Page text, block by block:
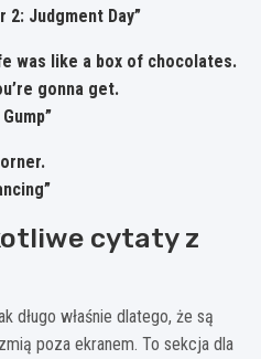
2: Judgment Day”
was like a box of chocolates.
gonna get.
cytaty z
długo właśnie dlatego, że są
poza ekranem. To sekcja dla